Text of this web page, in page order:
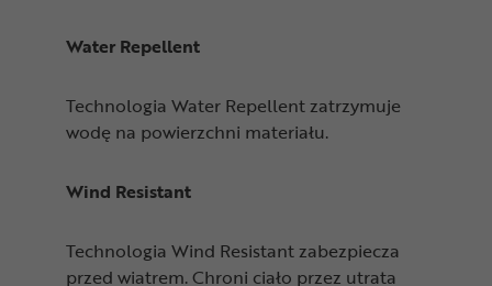
Water Repellent
Technologia Water Repellent zatrzymuje
wodę na powierzchni materiału.
Wind Resistant
Technologia Wind Resistant zabezpiecza
przed wiatrem. Chroni ciało przez utrata